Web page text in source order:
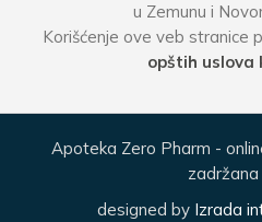
u Zemunu i
Korišćenje ove veb stranice
opštih uslova
Apoteka Zero Pharm -
designed by Izrada